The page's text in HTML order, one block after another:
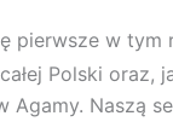
pierwsze w
Polski
Agamy. Naszą